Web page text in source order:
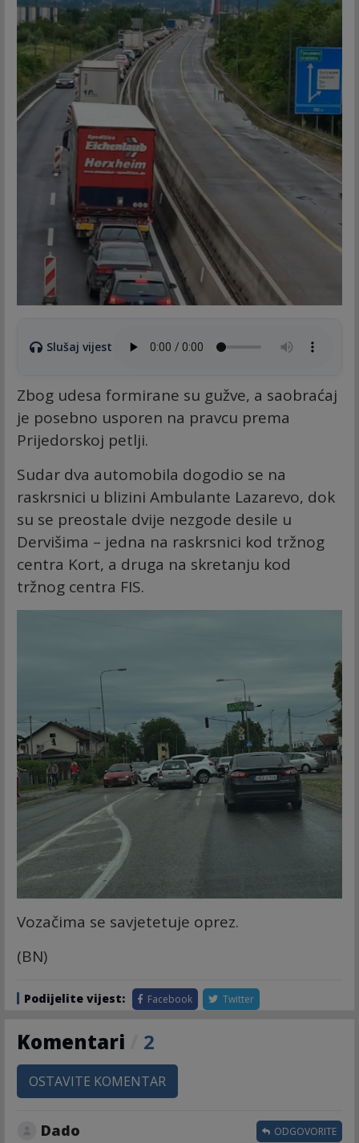
Slušaj vijest
Zbog udesa formirane su gužve, a saobraćaj
je posebno usporen na pravcu prema
Prijedorskoj petlji.
Sudar dva automobila dogodio se na
raskrsnici u blizini Ambulante Lazarevo, dok
su se preostale dvije nezgode desile u
Dervišima – jedna na raskrsnici kod tržnog
centra Kort, a druga na skretanju kod
tržnog centra FIS.
Vozačima se savjetetuje oprez.
(BN)
Podijelite vijest: Facebook Twitter
Komentari 2
OSTAVITE KOMENTAR
Dado ODGOVORITE